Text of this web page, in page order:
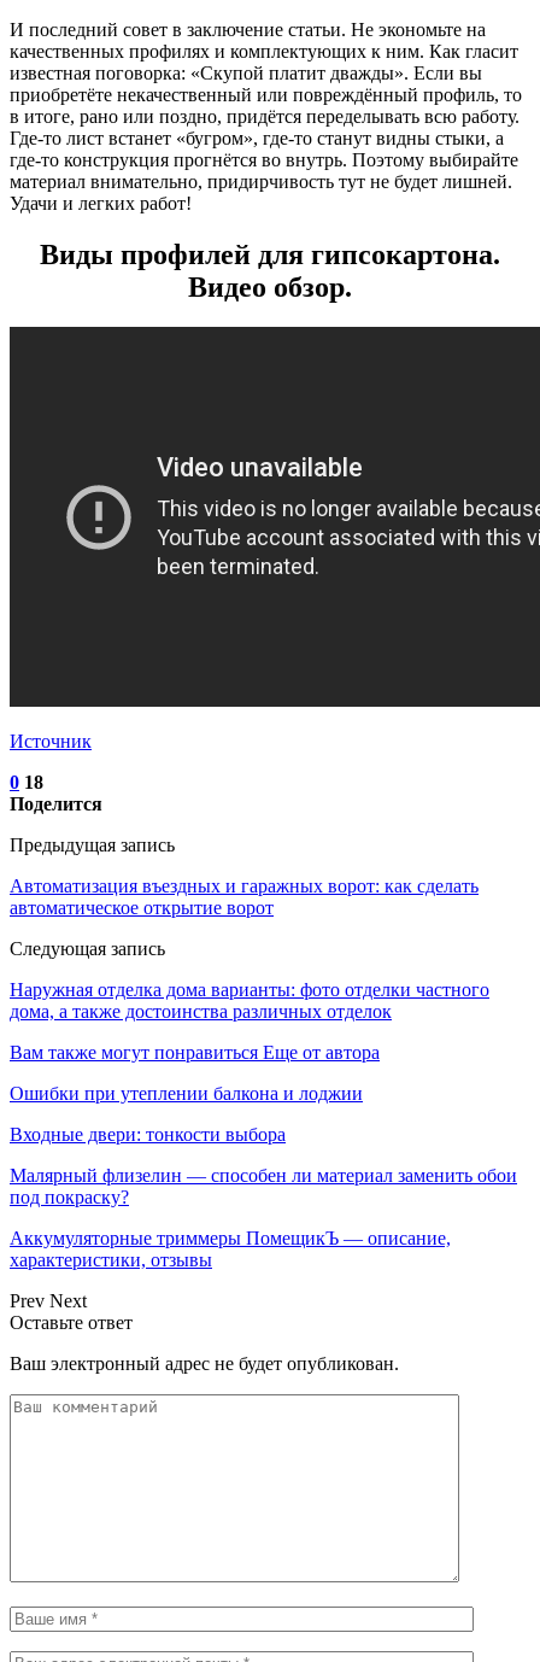
И последний совет в заключение статьи. Не экономьте на
качественных профилях и комплектующих к ним. Как гласит
известная поговорка: «Скупой платит дважды». Если вы
приобретёте некачественный или повреждённый профиль, то
в итоге, рано или поздно, придётся переделывать всю работу.
Где-то лист встанет «бугром», где-то станут видны стыки, а
где-то конструкция прогнётся во внутрь. Поэтому выбирайте
материал внимательно, придирчивость тут не будет лишней.
Удачи и легких работ!
Виды профилей для гипсокартона.
Видео обзор.
Источник
0 18
Поделится
Предыдущая запись
Автоматизация въездных и гаражных ворот: как сделать
автоматическое открытие ворот
Следующая запись
Наружная отделка дома варианты: фото отделки частного
дома, а также достоинства различных отделок
Вам также могут понравиться Еще от автора
Ошибки при утеплении балкона и лоджии
Входные двери: тонкости выбора
Малярный флизелин — способен ли материал заменить обои
под покраску?
Аккумуляторные триммеры ПомещикЪ — описание,
характеристики, отзывы
Prev Next
Оставьте ответ
Ваш электронный адрес не будет опубликован.